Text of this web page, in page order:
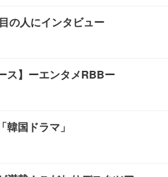
の人にインタビュー
ス】ーエンタメRBBー
国ドラマ」